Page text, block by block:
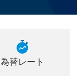
為替レート